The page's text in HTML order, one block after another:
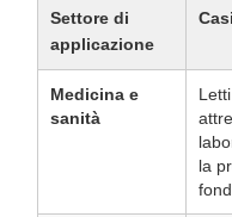
Settore di
applicazione
Medicina e
sanità
la